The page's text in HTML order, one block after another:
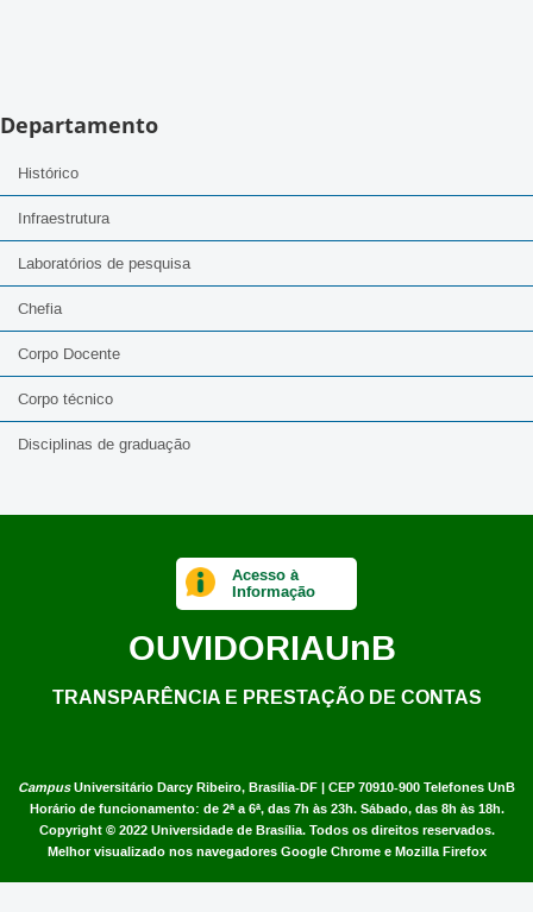
Departamento
Histórico
Infraestrutura
Laboratórios de pesquisa
Chefia
Corpo Docente
Corpo técnico
Disciplinas de graduação
CampusUniversitário Darcy Ribeiro, Brasília-DF | CEP 70910-900 Telefones UnB
Horário de funcionamento: de 2ª a 6ª, das 7h às 23h. Sábado, das 8h às 18h.
Copyright © 2022 Universidade de Brasília. Todos os direitos reservados.
Melhor visualizado nos navegadores Google Chrome e Mozilla Firefox
Acesso à
Informação
OUVIDORIAUnB
TRANSPARÊNCIA E PRESTAÇÃO DE CONTAS